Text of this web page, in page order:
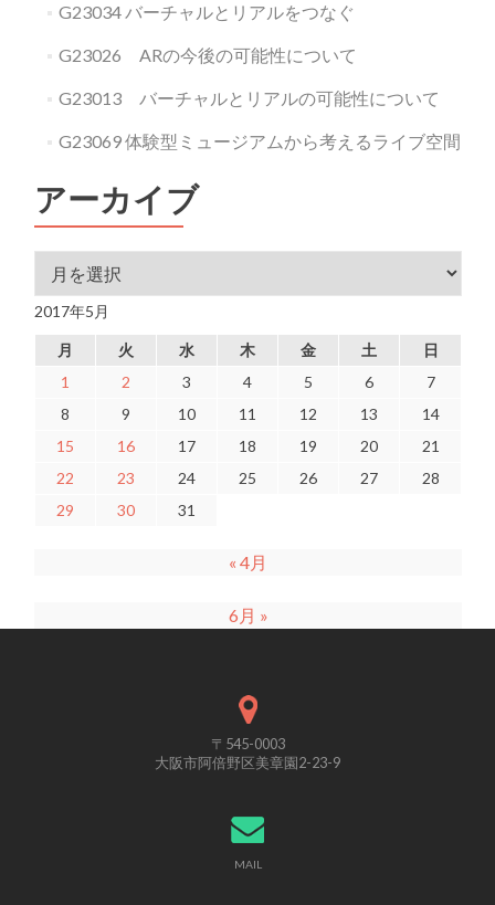
G23034 バーチャルとリアルをつなぐ
G23026 ARの今後の可能性について
G23013 バーチャルとリアルの可能性について
G23069 体験型ミュージアムから考えるライブ空間
アーカイブ
アーカイブ
2017年5月
月 火 水 木 金 土
日
1
2 3 4 5 6
7
8
9 10 11 12 13
14
15
16 17 18 19 20
21
22
23 24 25 26 27
28
29
30 31
« 4月
6月 »
〒545-0003
大阪市阿倍野区美章園2-23-9
MAIL